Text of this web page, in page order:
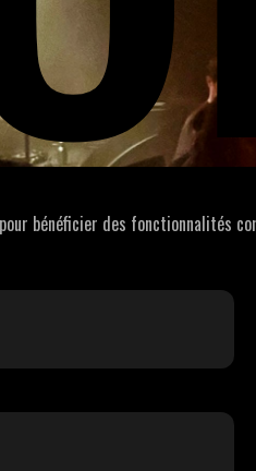
bénéficier des fonctionnalités